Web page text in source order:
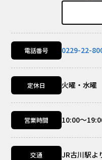
電話番号 0229-22-
定休日 火曜・水曜
営業時間 10:00～
交通
JR古川駅よ